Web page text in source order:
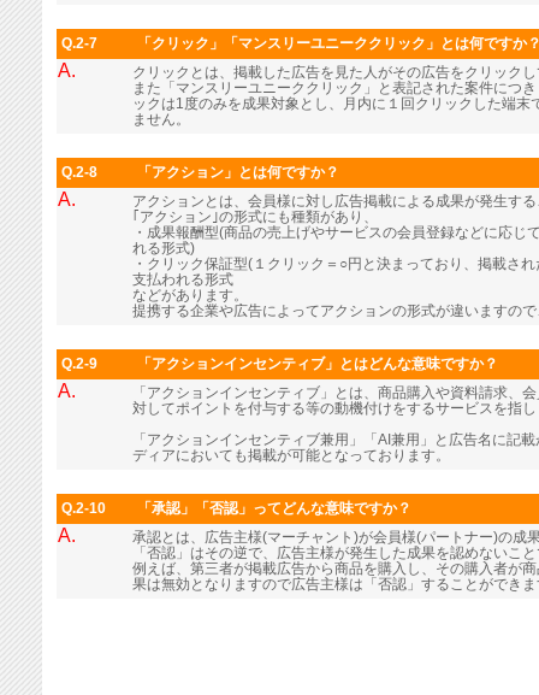
Q.2-7 「クリック」「マンスリーユニーククリック」とは何ですか
A.
クリックとは、掲載した広告を見た人がその広告をクリック
また「マンスリーユニーククリック」と表記された案件につ
ックは1度のみを成果対象とし、月内に１回クリックした端
ません。
Q.2-8 「アクション」とは何ですか？
A.
アクションとは、会員様に対し広告掲載による成果が発生す
｢アクション｣の形式にも種類があり、
・成果報酬型(商品の売上げやサービスの会員登録などに応
れる形式)
・クリック保証型(１クリック＝○円と決まっており、掲載さ
支払われる形式
などがあります。
提携する企業や広告によってアクションの形式が違いますの
Q.2-9 「アクションインセンティブ」とはどんな意味ですか？
A.
「アクションインセンティブ」とは、商品購入や資料請求、
対してポイントを付与する等の動機付けをするサービスを指
「アクションインセンティブ兼用」「AI兼用」と広告名に記
ディアにおいても掲載が可能となっております。
Q.2-10 「承認」「否認」ってどんな意味ですか？
A.
承認とは、広告主様(マーチャント)が会員様(パートナー)の成
「否認」はその逆で、広告主様が発生した成果を認めないこ
例えば、第三者が掲載広告から商品を購入し、その購入者が
果は無効となりますので広告主様は「否認」することができ